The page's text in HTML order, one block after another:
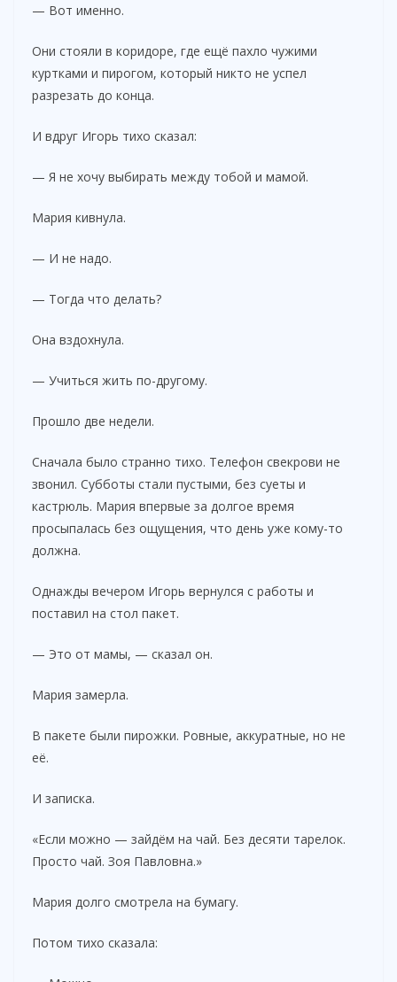
— Вот именно.
Они стояли в коридоре, где ещё пахло чужими
куртками и пирогом, который никто не успел
разрезать до конца.
И вдруг Игорь тихо сказал:
— Я не хочу выбирать между тобой и мамой.
Мария кивнула.
— И не надо.
— Тогда что делать?
Она вздохнула.
— Учиться жить по-другому.
Прошло две недели.
Сначала было странно тихо. Телефон свекрови не
звонил. Субботы стали пустыми, без суеты и
кастрюль. Мария впервые за долгое время
просыпалась без ощущения, что день уже кому-то
должна.
Однажды вечером Игорь вернулся с работы и
поставил на стол пакет.
— Это от мамы, — сказал он.
Мария замерла.
В пакете были пирожки. Ровные, аккуратные, но не
её.
И записка.
«Если можно — зайдём на чай. Без десяти тарелок.
Просто чай. Зоя Павловна.»
Мария долго смотрела на бумагу.
Потом тихо сказала: